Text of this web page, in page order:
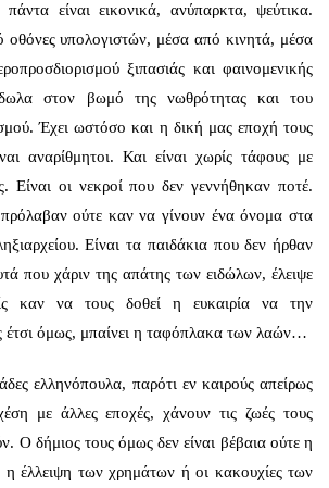
είναι εικονικά, ανύπαρκτα, ψεύτικα.
υπολογιστών, μέσα από κινητά, μέσα
ξιπασιάς και φαινομενικής
στον βωμό της νωθρότητας και του
Έχει ωστόσο και η δική μας εποχή τους
αναρίθμητοι. Και είναι χωρίς τάφους με
Είναι οι νεκροί που δεν γεννήθηκαν ποτέ.
ούτε καν να γίνουν ένα όνομα στα
Είναι τα παιδάκια που δεν ήρθαν
που χάριν της απάτης των ειδώλων, έλειψε
καν να τους δοθεί η ευκαιρία να την
έτσι όμως, μπαίνει η ταφόπλακα των λαών…
ελληνόπουλα, παρότι εν καιρούς απείρως
με άλλες εποχές, χάνουν τις ζωές τους
Ο δήμιος τους όμως δεν είναι βέβαια ούτε η
η έλλειψη των χρημάτων ή οι κακουχίες των